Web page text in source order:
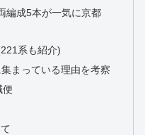
編成5本が一気に京都
系も紹介)
まっている理由を考察
便